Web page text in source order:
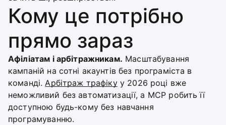
Кому це потрібно
прямо зараз
Афіліатам і арбітражникам. Масштабування
кампаній на сотні акаунтів без програміста в
команді. Арбітраж трафікуу 2026 році вже
неможливий без автоматизації, а MCP робить її
доступною будь-кому без навчання
програмуванню.